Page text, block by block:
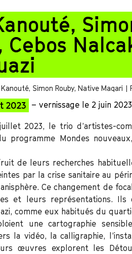
Cebos
Simon Rouby, Native Maqari |
2023 – vernissage le 2 juin 2023
2023, le trio d’artistes-
programme Mondes
de leurs recherches
par la crise sanitaire au
Ce changement de
et leurs représentations. Ils
comme eux habitués du
une cartographie
la vidéo, la calligraphie,
œuvres explorent les